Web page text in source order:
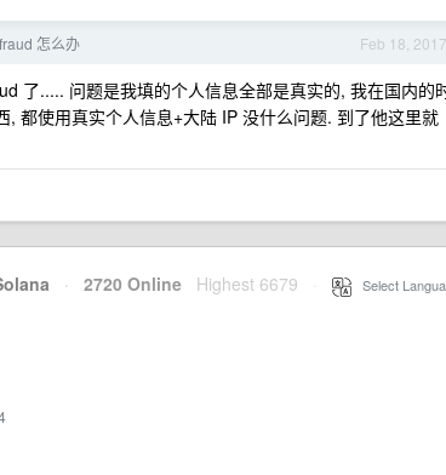
Feb 18, 2017
怎么办
了..... 问题是我填的个人信息全部是真实的, 我在国内的
都使用真实个人信息+大陆 IP 没什么问题. 到了他这里就
· 2720 Online Highest 6679 Select